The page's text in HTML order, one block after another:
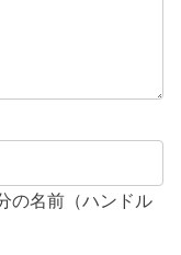
の名前（ハンドル